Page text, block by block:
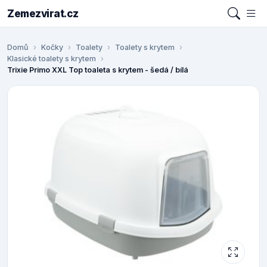
Zemezvirat.cz
Domů Kočky Toalety
Toalety s krytem
Klasické toalety s krytem
Trixie Primo XXL Top toaleta s krytem - šedá / bílá